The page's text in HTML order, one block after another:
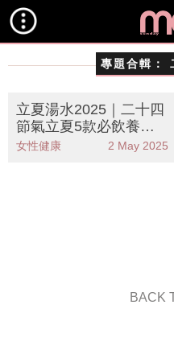
專題合輯：
立夏湯水2025｜二十四
節氣立夏5款必飲養生
湯水推薦！補腎助肝/寧
女性健康 2 May 2025
BACK